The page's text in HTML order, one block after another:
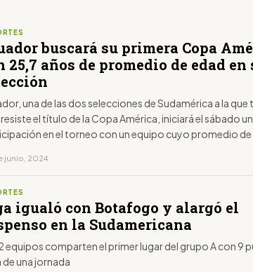
buscará su primera Copa
25,7 años de promedio de edad en
una de las dos selecciones de Sudamérica a la que
resiste el título de la Copa América, iniciará el sábado
en el torneo con un equipo cuyo promedio de
junio, 2024
igualó con Botafogo y alargó el
en la Sudamericana
equipos comparten el primer lugar del grupo A con 9
una jornada